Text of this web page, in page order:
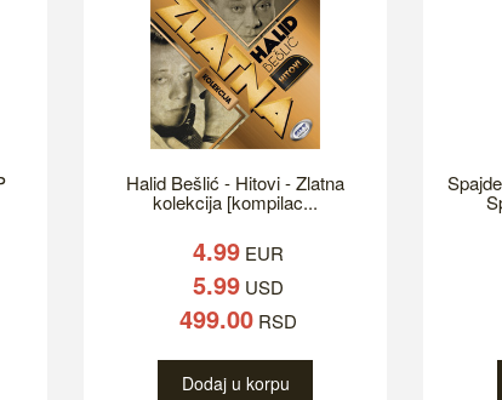
Halid Bešlić - Hitovi - Zlatna
kolekcija [kompilac...
4.99 EUR
5.99 USD
499.00 RSD
Dodaj u korpu